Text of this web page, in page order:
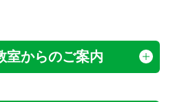
室からのご案内